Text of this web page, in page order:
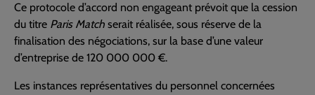
Ce protocole d’accord non engageant prévoit que la cession
du titre Paris Match serait réalisée, sous réserve de la
finalisation des négociations, sur la base d’une valeur
d’entreprise de 120 000 000 €.
Les instances représentatives du personnel concernées